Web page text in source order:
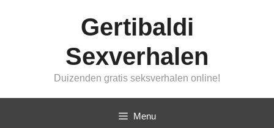
Gertibaldi
Sexverhalen
Duizenden gratis seksverhalen online!
Menu